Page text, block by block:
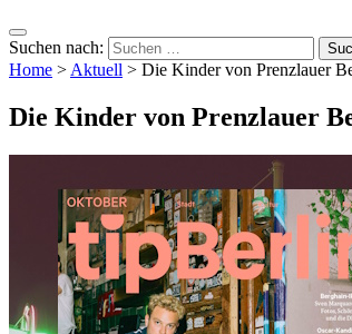
Suchen nach:
Home >Aktuell > Die Kinder von Prenzlauer
Die Kinder von Prenzlauer